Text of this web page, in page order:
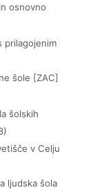
osnovno
prilagojenim
šole [ZAC]
šolskih
v Celju
ljudska šola